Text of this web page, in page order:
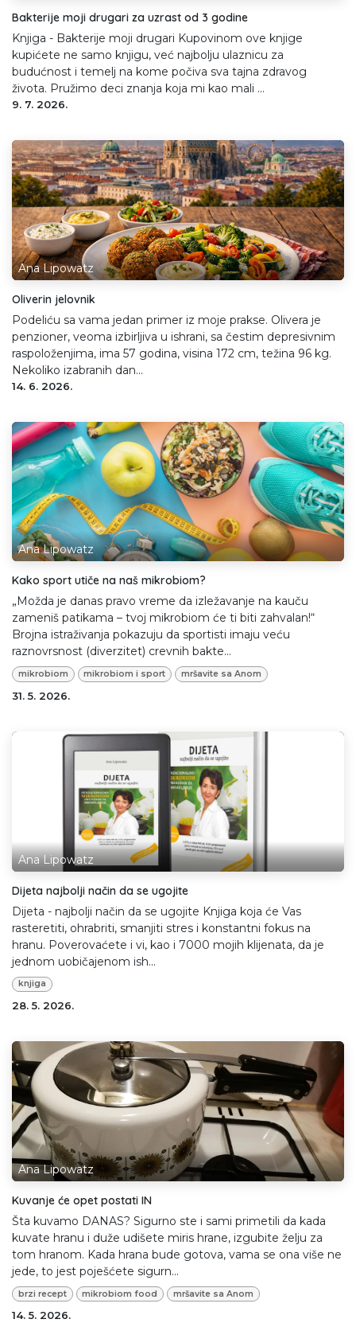
Bakterije moji drugari za uzrast od 3 godine
Knjiga - Bakterije moji drugari Kupovinom ove knjige
kupićete ne samo knjigu, već najbolju ulaznicu za
budućnost i temelj na kome počiva sva tajna zdravog
života. Pružimo deci znanja koja mi kao mali ...
9. 7. 2026.
Ana Lipowatz
Oliverin jelovnik
Podeliću sa vama jedan primer iz moje prakse. Olivera je
penzioner, veoma izbirljiva u ishrani, sa čestim depresivnim
raspoloženjima, ima 57 godina, visina 172 cm, težina 96 kg.
Nekoliko izabranih dan...
14. 6. 2026.
Ana Lipowatz
Kako sport utiče na naš mikrobiom?
„Možda je danas pravo vreme da izležavanje na kauču
zameniš patikama – tvoj mikrobiom će ti biti zahvalan!“
Brojna istraživanja pokazuju da sportisti imaju veću
raznovrsnost (diverzitet) crevnih bakte...
mikrobiom mikrobiom i sport mršavite sa Anom
31. 5. 2026.
Ana Lipowatz
Dijeta najbolji način da se ugojite
Dijeta - najbolji način da se ugojite Knjiga koja će Vas
rasteretiti, ohrabriti, smanjiti stres i konstantni fokus na
hranu. Poverovaćete i vi, kao i 7000 mojih klijenata, da je
jednom uobičajenom ish...
knjiga
28. 5. 2026.
Ana Lipowatz
Kuvanje će opet postati IN
Šta kuvamo DANAS? Sigurno ste i sami primetili da kada
kuvate hranu i duže udišete miris hrane, izgubite želju za
tom hranom. Kada hrana bude gotova, vama se ona više ne
jede, to jest poješćete sigurn...
brzi recept mikrobiom food mršavite sa Anom
14. 5. 2026.